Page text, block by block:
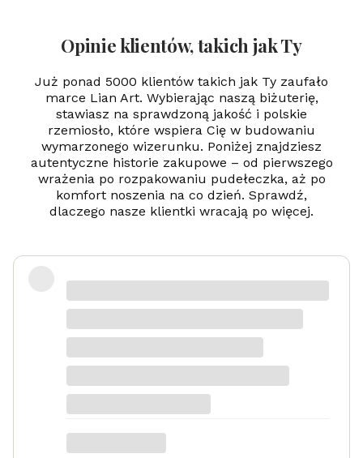
Opinie klientów, takich jak Ty
Już ponad 5000 klientów takich jak Ty zaufało
marce Lian Art. Wybierając naszą biżuterię,
stawiasz na sprawdzoną jakość i polskie
rzemiosło, które wspiera Cię w budowaniu
wymarzonego wizerunku. Poniżej znajdziesz
autentyczne historie zakupowe – od pierwszego
wrażenia po rozpakowaniu pudełeczka, aż po
komfort noszenia na co dzień. Sprawdź,
dlaczego nasze klientki wracają po więcej.
Danka
Serduszko Grawer